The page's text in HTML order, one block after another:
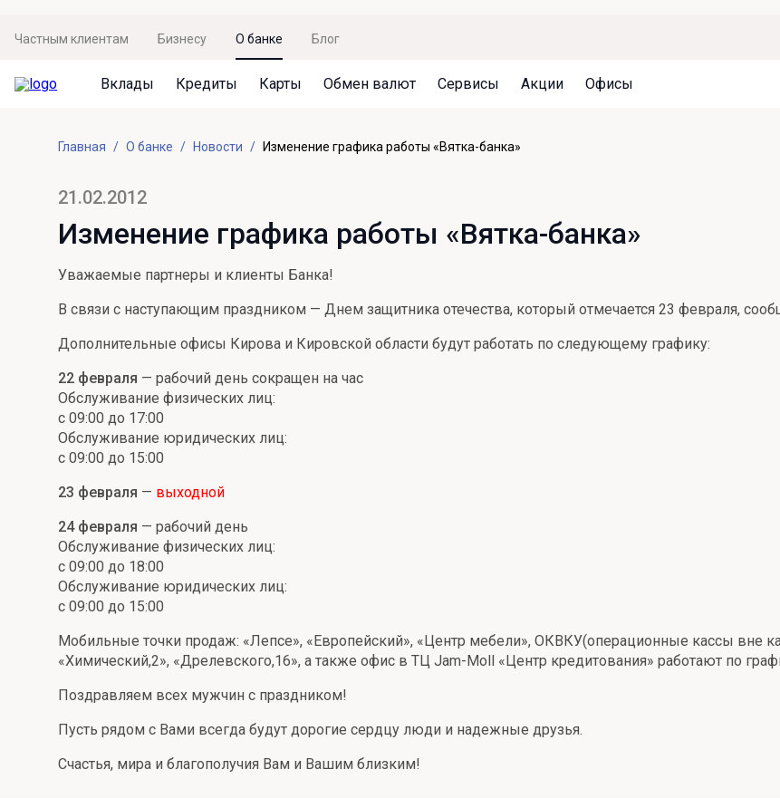
Частным клиентам Бизнесу О банке Блог
Вклады
Не упусти момент
Просто вклад
Накопительный
Валютный плюс
Онлайн
Система страхования вкладов
Архив вкладов
Кредиты
Кредит под залог недвижимости
Рефинансирование
Кредит на автомобиль
Все кредиты
Привилегии для клиентов
Реструктуризация
Карты
Дебетовая карта с пакетом услуг
Премиальная карта Mir Supreme
Пенсионная карта
Все карты
Документы
Кешбэк
Обмен валют
Курсы валют
Бронирование валюты
Курсы валют ЦБ
Сервисы
Оплата кредита
Оценка недвижимости
Подбор новой недвижимости
Регистрация в ЕБС
Удаленная идентификация
Мобильное приложение
Подтверждение согласия через Госуслуги
Все сервисы
Акции
Акция «Приведи друга»
Акция «Ставка на бизнес»
Офисы
Главная О банке Новости Изменение графика работы «Вятка-банка»
21.02.2012
Изменение графика работы «Вятка-банка»
Уважаемые партнеры и клиенты Банка!
В связи с наступающим праздником — Днем защитника отечества, который отмечается 23 февраля,
Дополнительные офисы Кирова и Кировской области будут работать по следующему графику:
22 февраля — рабочий день сокращен на час
Обслуживание физических лиц:
с 09:00 до 17:00
Обслуживание юридических лиц:
с 09:00 до 15:00
23 февраля — выходной
24 февраля — рабочий день
Обслуживание физических лиц:
с 09:00 до 18:00
Обслуживание юридических лиц:
с 09:00 до 15:00
Мобильные точки продаж: «Лепсе», «Европейский», «Центр мебели», ОКВКУ(операционные кассы вне
«Химический,2», «Дрелевского,16», а также офис в ТЦ Jam-Moll «Центр кредитования» работают по
Поздравляем всех мужчин с праздником!
Пусть рядом с Вами всегда будут дорогие сердцу люди и надежные друзья.
Счастья, мира и благополучия Вам и Вашим близким!